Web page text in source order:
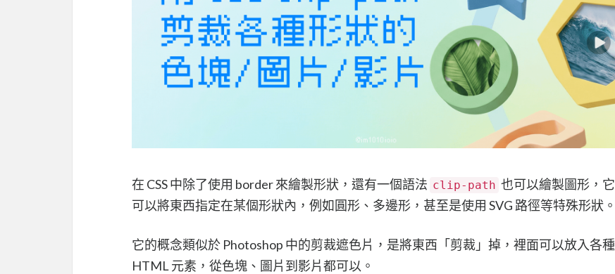
在 CSS 中除了使用 border 來繪製形狀，還有一個語法 clip-path 也可以繪製圖形，它
可以將東西指定在某個形狀內，例如圓形、多邊形，甚至是使用 SVG 路徑等特殊形狀。
它的概念類似於 Photoshop 中的剪裁遮色片，是將東西「剪裁」掉，裡面可以放入各種
HTML 元素，從色塊、圖片到影片都可以。